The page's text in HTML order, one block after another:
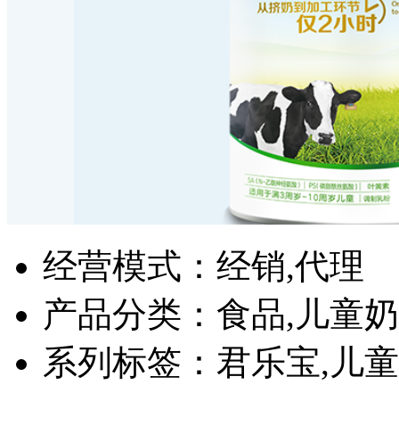
经营模式：经销,代理
产品分类：食品,儿童
系列标签：君乐宝,儿